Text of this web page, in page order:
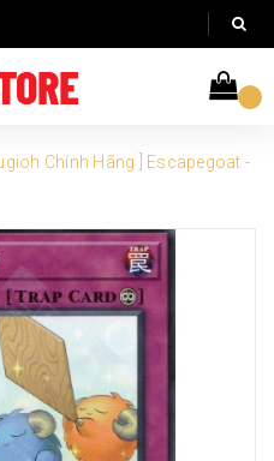
Chính Hãng ] Escapegoat -